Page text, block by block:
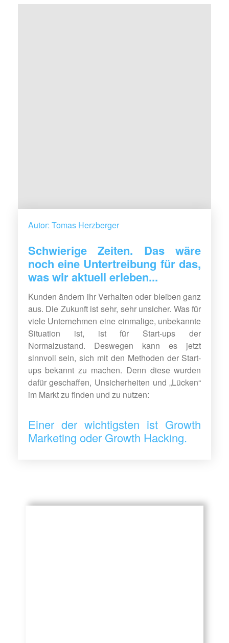
Autor: Tomas Herzberger
Schwierige Zeiten. Das wäre
noch eine Untertreibung für das,
was wir aktuell erleben...
Kunden ändern ihr Verhalten oder bleiben ganz
aus. Die Zukunft ist sehr, sehr unsicher. Was für
viele Unternehmen eine einmalige, unbekannte
Situation ist, ist für Start-ups der
Normalzustand. Deswegen kann es jetzt
sinnvoll sein, sich mit den Methoden der Start-
ups bekannt zu machen. Denn diese wurden
dafür geschaffen, Unsicherheiten und „Lücken“
im Markt zu finden und zu nutzen:
Einer der wichtigsten ist Growth
Marketing oder Growth Hacking.